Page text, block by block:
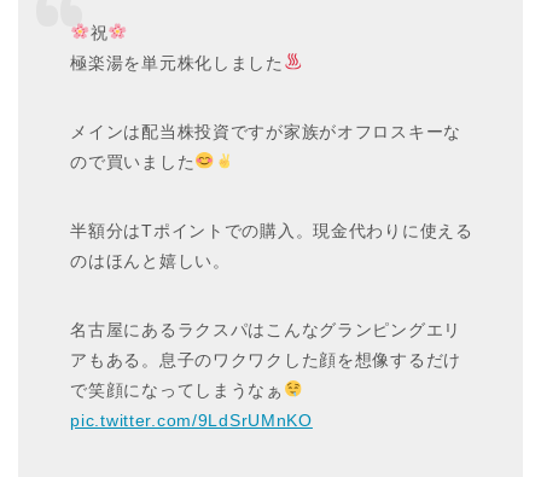
祝
極楽湯を単元株化しました
メインは配当株投資ですが家族がオフロスキーな
ので買いました
半額分はTポイントでの購入。現金代わりに使える
のはほんと嬉しい。
名古屋にあるラクスパはこんなグランピングエリ
アもある。息子のワクワクした顔を想像するだけ
で笑顔になってしまうなぁ
pic.twitter.com/9LdSrUMnKO